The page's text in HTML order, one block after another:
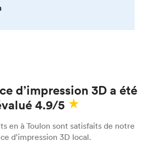
d’impression 3D a été
4.9/5
en à Toulon sont satisfaits de notre
d’impression 3D local.